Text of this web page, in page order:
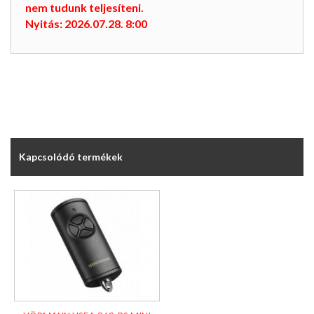
nem tudunk teljesíteni.
Nyitás: 2026.07.28. 8:00
Kapcsolódó termékek